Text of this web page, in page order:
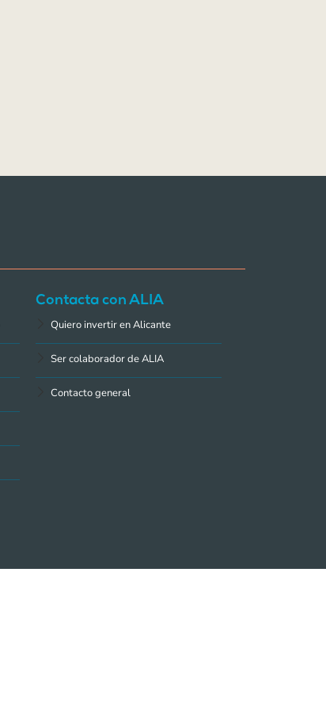
Contacta con ALIA
Quiero invertir en Alicante
Ser colaborador de ALIA
Contacto general